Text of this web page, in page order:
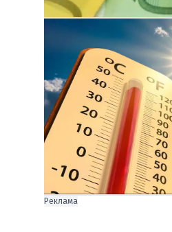
Реклама